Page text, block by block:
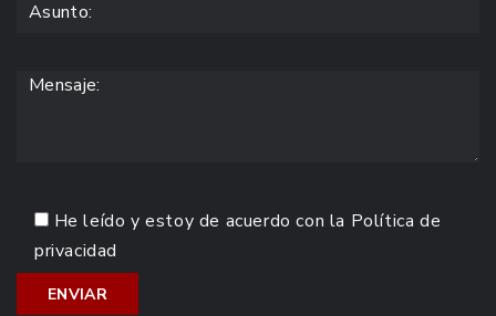
He leído y estoy de acuerdo con la Política de
privacidad